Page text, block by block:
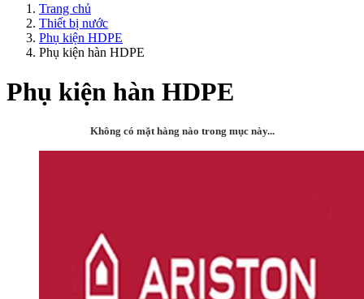
Trang chủ
Thiết bị nước
Phụ kiện HDPE
Phụ kiện hàn HDPE
Phụ kiện hàn HDPE
Không có mặt hàng nào trong mục này...